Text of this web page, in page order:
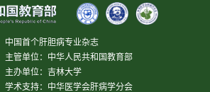
中国首个肝胆病专业杂志
主管单位：中华人民共和国教育部
主办单位：吉林大学
学术支持：中华医学会肝病学分会